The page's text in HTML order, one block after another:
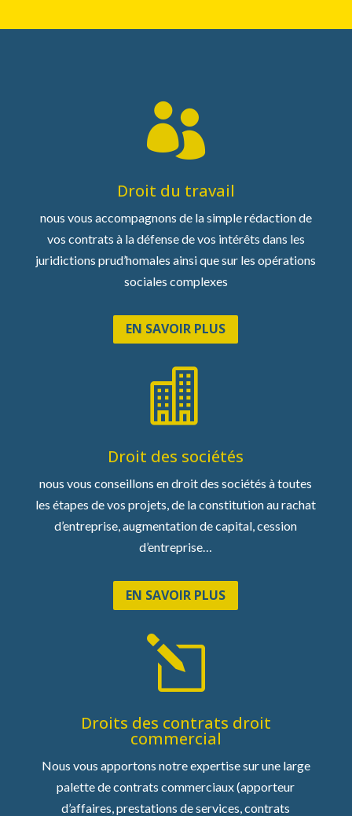

Droit du travail
nous vous accompagnons de la simple rédaction de
vos contrats à la défense de vos intérêts dans les
juridictions prud’homales ainsi que sur les opérations
sociales complexes
EN SAVOIR PLUS

Droit des sociétés
nous vous conseillons en droit des sociétés à toutes
les étapes de vos projets, de la constitution au rachat
d’entreprise, augmentation de capital, cession
d’entreprise…
EN SAVOIR PLUS
l
Droits des contrats droit
commercial
Nous vous apportons notre expertise sur une large
palette de contrats commerciaux (apporteur
d’affaires, prestations de services, contrats